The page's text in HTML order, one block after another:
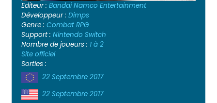
Editeur : Bandai Namco Entertainment
Développeur : Dimps
Genre : Combat RPG
Support : Nintendo Switch
Nombre de joueurs : 1 à 2
Site officiel
Sorties :
22 Septembre 2017
22 Septembre 2017